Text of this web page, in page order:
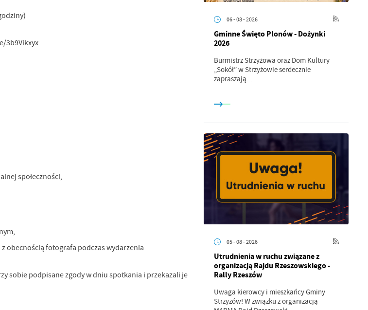
3b9Vikxyx
społeczności,
obecnością fotografa podczas wydarzenia
sobie podpisane zgody w dniu spotkania i przekazali je
06 - 08 - 2026
Gminne Święto Plonów - Dożynki
2026
Burmistrz Strzyżowa oraz Dom Kultury
„Sokół” w Strzyżowie serdecznie
zapraszają...
05 - 08 - 2026
Utrudnienia w ruchu związane z
organizacją Rajdu Rzeszowskiego -
Rally Rzeszów
Uwaga kierowcy i mieszkańcy Gminy
Strzyżów! W związku z organizacją